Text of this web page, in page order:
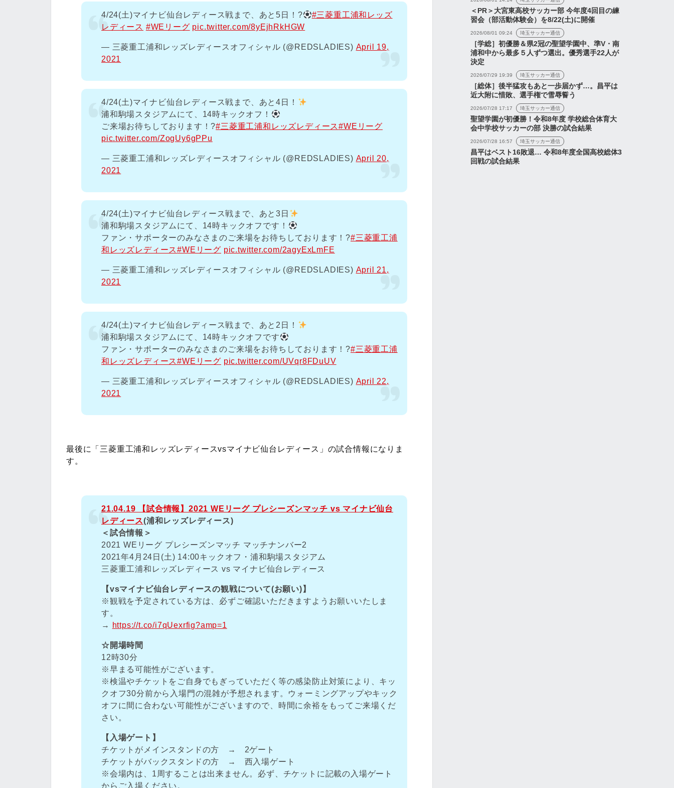
4/24(土)マイナビ仙台レディース戦まで、あと5日！?
#三菱重工浦和レッズ
レディース #WEリーグ pic.twitter.com/8yEjhRkHGW
— 三菱重工浦和レッズレディースオフィシャル (@REDSLADIES) April 19,
2021
4/24(土)マイナビ仙台レディース戦まで、あと4日！
浦和駒場スタジアムにて、14時キックオフ！
ご来場お待ちしております！?#三菱重工浦和レッズレディース#WEリーグ
pic.twitter.com/ZogUy6gPPu
— 三菱重工浦和レッズレディースオフィシャル (@REDSLADIES) April 20,
2021
4/24(土)マイナビ仙台レディース戦まで、あと3日
浦和駒場スタジアムにて、14時キックオフです！
ファン・サポーターのみなさまのご来場をお待ちしております！?#三菱重工浦
和レッズレディース#WEリーグ pic.twitter.com/2agyExLmFE
— 三菱重工浦和レッズレディースオフィシャル (@REDSLADIES) April 21,
2021
4/24(土)マイナビ仙台レディース戦まで、あと2日！
浦和駒場スタジアムにて、14時キックオフです
ファン・サポーターのみなさまのご来場をお待ちしております！?#三菱重工浦
和レッズレディース#WEリーグ pic.twitter.com/UVqr8FDuUV
— 三菱重工浦和レッズレディースオフィシャル (@REDSLADIES) April 22,
2021
最後に「三菱重工浦和レッズレディースvsマイナビ仙台レディース」の試合情報になりま
す。
21.04.19 【試合情報】2021 WEリーグ プレシーズンマッチ vs マイナビ仙台
レディース(浦和レッズレディース)
＜試合情報＞
2021 WEリーグ プレシーズンマッチ マッチナンバー2
2021年4月24日(土) 14:00キックオフ・浦和駒場スタジアム
三菱重工浦和レッズレディース vs マイナビ仙台レディース
【vsマイナビ仙台レディースの観戦について(お願い)】
※観戦を予定されている方は、必ずご確認いただきますようお願いいたしま
す。
→
https://t.co/i7qUexrfig?amp=1
☆開場時間
12時30分
※早まる可能性がございます。
※検温やチケットをご自身でもぎっていただく等の感染防止対策により、キッ
クオフ30分前から入場門の混雑が予想されます。ウォーミングアップやキック
オフに間に合わない可能性がございますので、時間に余裕をもってご来場くだ
さい。
【入場ゲート】
チケットがメインスタンドの方 → 2ゲート
チケットがバックスタンドの方 → 西入場ゲート
※会場内は、1周することは出来ません。必ず、チケットに記載の入場ゲート
からご入場ください。
＜PR＞大宮東高校サッカー部 今年度4回目の練
習会（部活動体験会）を8/22(土)に開催
2026/08/01 09:24 埼玉サッカー通信
［学総］初優勝＆県2冠の聖望学園中、準V・南
浦和中から最多５人ずつ選出。優秀選手22人が
決定
2026/07/29 19:39 埼玉サッカー通信
［総体］後半猛攻もあと一歩届かず…。昌平は
近大附に惜敗、選手権で雪辱誓う
2026/07/28 17:17 埼玉サッカー通信
聖望学園が初優勝！令和8年度 学校総合体育大
会中学校サッカーの部 決勝の試合結果
2026/07/28 16:57 埼玉サッカー通信
昌平はベスト16敗退… 令和8年度全国高校総体3
回戦の試合結果